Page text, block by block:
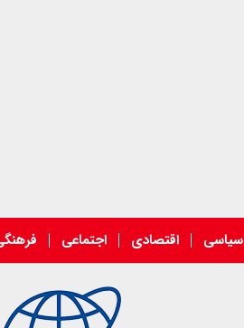
سیاسی اقتصادی اجتماعی